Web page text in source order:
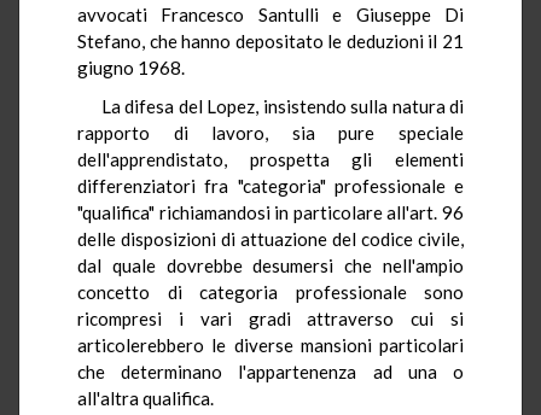
avvocati Francesco Santulli e Giuseppe Di
Stefano, che hanno depositato le deduzioni il 21
giugno 1968.
La difesa del Lopez, insistendo sulla natura di
rapporto di lavoro, sia pure speciale
dell'apprendistato, prospetta gli elementi
differenziatori fra "categoria" professionale e
"qualifica" richiamandosi in particolare all'art. 96
delle disposizioni di attuazione del codice civile,
dal quale dovrebbe desumersi che nell'ampio
concetto di categoria professionale sono
ricompresi i vari gradi attraverso cui si
articolerebbero le diverse mansioni particolari
che determinano l'appartenenza ad una o
all'altra qualifica.